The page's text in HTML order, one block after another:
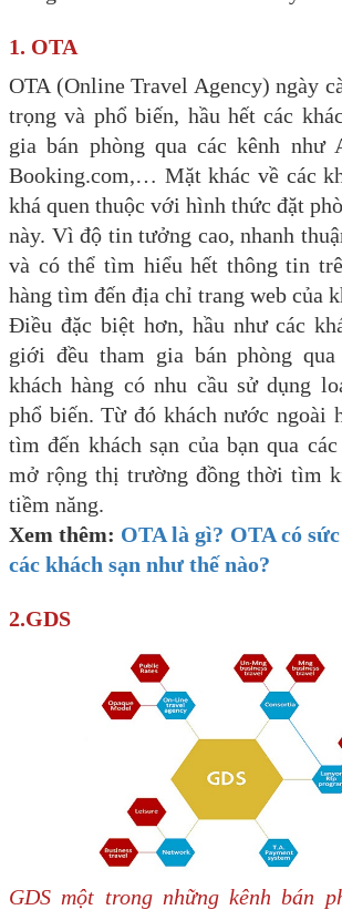
1. OTA
OTA (Online Travel Agency) ngày
trọng và phổ biến, hầu hết các
gia bán phòng qua các kênh như
Booking.com,… Mặt khác về các
khá quen thuộc với hình thức đặt
này. Vì độ tin tưởng cao, nhanh
và có thể tìm hiểu hết thông tin
hàng tìm đến địa chỉ trang web của
Điều đặc biệt hơn, hầu như các
giới đều tham gia bán phòng
khách hàng có nhu cầu sử dụng
phổ biến. Từ đó khách nước ngoài
tìm đến khách sạn của bạn qua
mở rộng thị trường đồng thời tìm
tiềm năng.
Xem thêm: OTA là gì? OTA có
các khách sạn như thế nào?
2.GDS
GDS một trong những kênh bán